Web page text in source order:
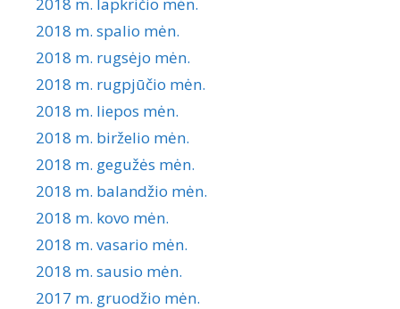
2018 m. spalio mėn.
2018 m. rugsėjo mėn.
2018 m. rugpjūčio mėn.
2018 m. liepos mėn.
2018 m. birželio mėn.
2018 m. gegužės mėn.
2018 m. balandžio mėn.
2018 m. kovo mėn.
2018 m. vasario mėn.
2018 m. sausio mėn.
2017 m. gruodžio mėn.